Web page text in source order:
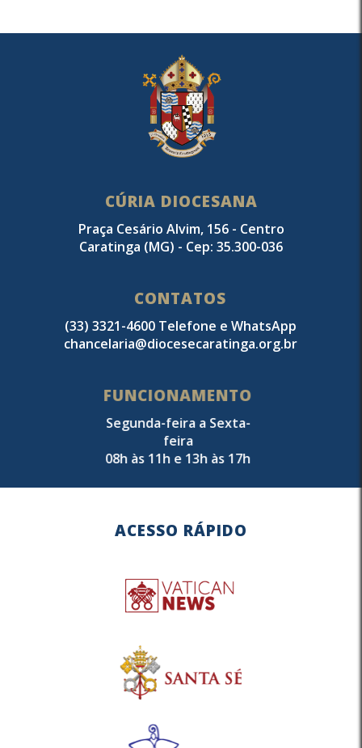
CÚRIA DIOCESANA
Praça Cesário Alvim, 156 - Centro
Caratinga (MG) - Cep: 35.300-036
CONTATOS
(33) 3321-4600 Telefone e WhatsApp
chancelaria@diocesecaratinga.org.br
FUNCIONAMENTO
Segunda-feira a Sexta-
feira
08h às 11h e 13h às 17h
ACESSO RÁPIDO